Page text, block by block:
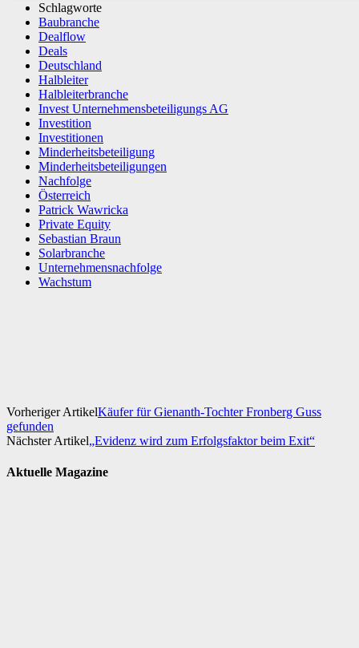
Schlagworte
Baubranche
Dealflow
Deals
Deutschland
Halbleiter
Halbleiterbranche
Invest Unternehmensbeteiligungs AG
Investition
Investitionen
Minderheitsbeteiligung
Minderheitsbeteiligungen
Nachfolge
Österreich
Patrick Wawricka
Private Equity
Sebastian Braun
Solarbranche
Unternehmensnachfolge
Wachstum
Vorheriger ArtikelKäufer für Gienanth-Tochter Fronberg Guss
gefunden
Nächster Artikel„Evidenz wird zum Erfolgsfaktor beim Exit“
Aktuelle Magazine